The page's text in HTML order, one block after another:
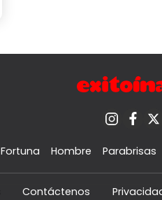
Fortuna Hombre Parabrisas
Contáctenos